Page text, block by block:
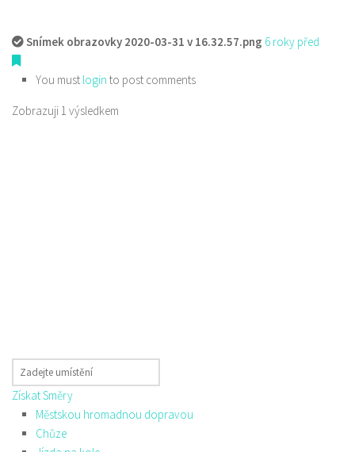
Snímek obrazovky 2020-03-31 v 16.32.57.png 6 roky před
You must login to post comments
Zobrazuji 1 výsledkem
Získat Směry
Městskou hromadnou dopravou
Chůze